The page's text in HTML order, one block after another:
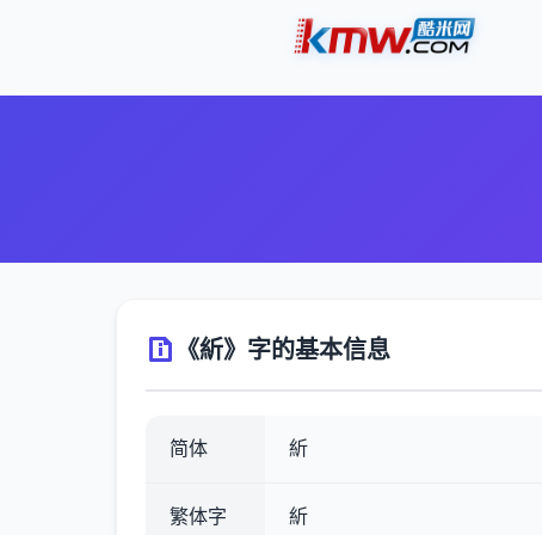
《紤》字的基本信息
简体 紤
繁体字 紤